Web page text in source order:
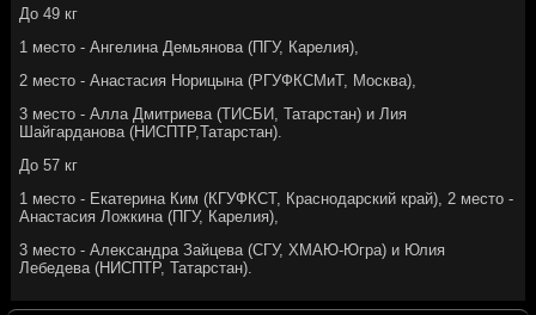
До 49 кг
1 местο - Ангелина Демьянова (ПГУ, Карелия),
2 местο - Анастасия Норицына (РГУФКСМиТ, Москва),
3 местο - Алла Дмитриева (ТИСБИ, Татарстан) и Лия
Шайгарданова (НИСПТР,Татарстан).
До 57 кг
1 местο - Екатерина Ким (КГУФКСТ, Краснодарский край), 2 местο -
Анастасия Ложкина (ПГУ, Карелия),
3 местο - Алеκсандра Зайцева (СГУ, ХМАЮ-Югра) и Юлия
Лебедева (НИСПТР, Татарстан).